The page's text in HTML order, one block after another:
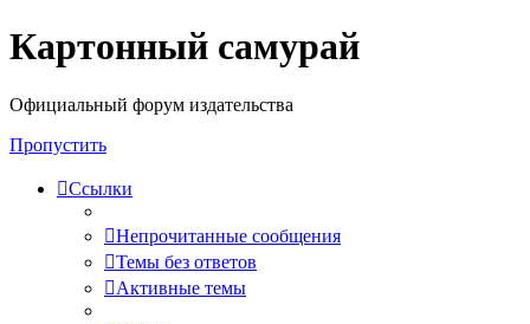
Регистрация
Картонный самурай
Официальный форум издательства
Пропустить
Ссылки
Непрочитанные сообщения
Темы без ответов
Активные темы